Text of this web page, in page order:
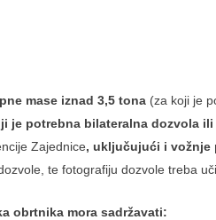
mase iznad 3,5 tona (za koji je
je potrebna bilateralna dozvola ili
Zajednice, uključujući i vožnje
te fotografiju dozvole treba
obrtnika mora sadržavati: